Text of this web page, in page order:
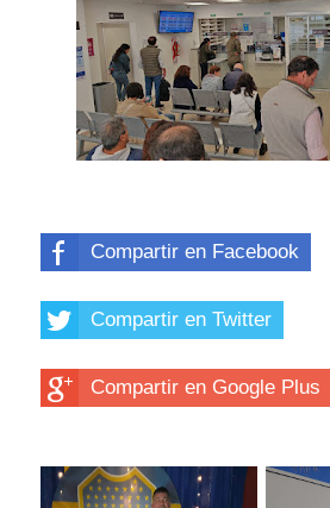
Compartir en Facebook
Compartir en Twitter
Compartir en Google Plus